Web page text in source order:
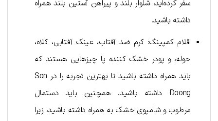
سفر کرده‌اید، شلوار بلند و پیراهن آستین بلند همراه
داشته باشید.
اقلام کمپینگ: کرم ضد آفتاب، عینک آفتابی، کلاه،
حوله، و پودر خشک کننده پا چیزهایی هستند که
باید همراه داشته باشید تا بهترین تجربه را در Son
Doong داشته باشید. همچنین باید دستمال
مرطوب و شامپوی خشک به همراه داشته باشید، زیرا